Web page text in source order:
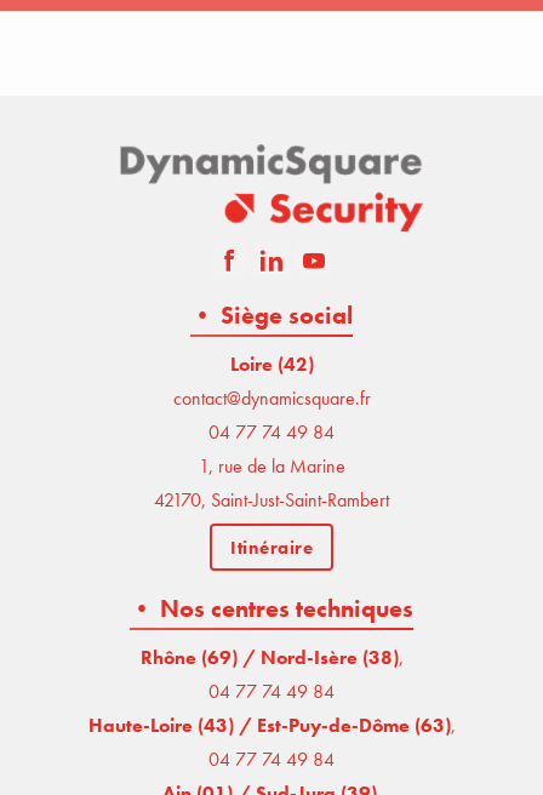
• Siège social
Loire (42)
contact@dynamicsquare.fr
04 77 74 49 84
1, rue de la Marine
42170, Saint-Just-Saint-Rambert
Itinéraire
• Nos centres techniques
Rhône (69) / Nord-Isère (38),
04 77 74 49 84
Haute-Loire (43) / Est-Puy-de-Dôme (63),
04 77 74 49 84